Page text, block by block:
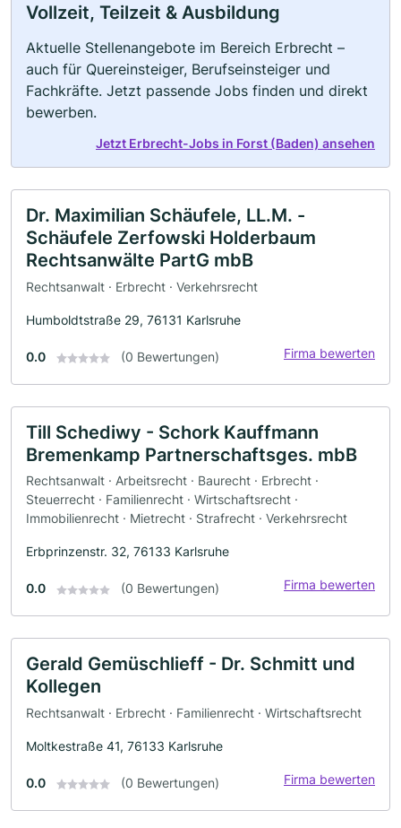
Vollzeit, Teilzeit & Ausbildung
Aktuelle Stellenangebote im Bereich Erbrecht –
auch für Quereinsteiger, Berufseinsteiger und
Fachkräfte. Jetzt passende Jobs finden und direkt
bewerben.
Jetzt Erbrecht-Jobs in Forst (Baden) ansehen
Dr. Maximilian Schäufele, LL.M. -
Schäufele Zerfowski Holderbaum
Rechtsanwälte PartG mbB
Rechtsanwalt · Erbrecht · Verkehrsrecht
Humboldtstraße 29, 76131 Karlsruhe
0.0 (0 Bewertungen) Firma bewerten
Till Schediwy - Schork Kauffmann
Bremenkamp Partnerschaftsges. mbB
Rechtsanwalt · Arbeitsrecht · Baurecht · Erbrecht ·
Steuerrecht · Familienrecht · Wirtschaftsrecht ·
Immobilienrecht · Mietrecht · Strafrecht · Verkehrsrecht
Erbprinzenstr. 32, 76133 Karlsruhe
0.0 (0 Bewertungen) Firma bewerten
Gerald Gemüschlieff - Dr. Schmitt und
Kollegen
Rechtsanwalt · Erbrecht · Familienrecht · Wirtschaftsrecht
Moltkestraße 41, 76133 Karlsruhe
0.0 (0 Bewertungen) Firma bewerten